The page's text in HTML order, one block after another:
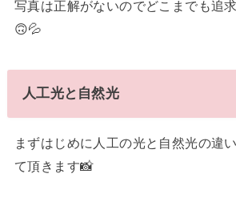
写真は正解がないのでどこまでも追
🙃💦
人工光と自然光
まずはじめに人工の光と自然光の違
て頂きます📸